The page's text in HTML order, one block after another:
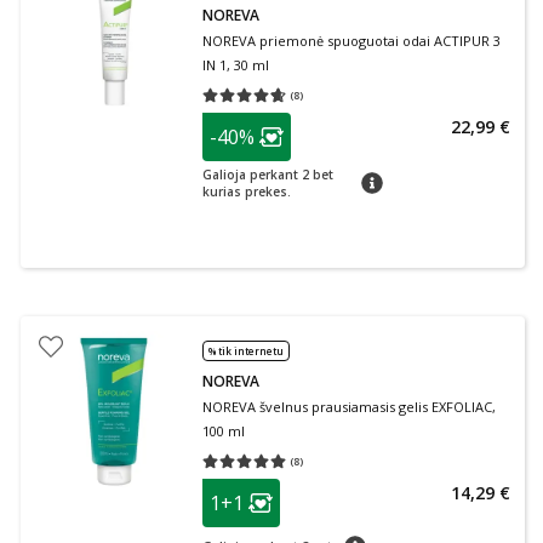
NOREVA
NOREVA priemonė spuoguotai odai ACTIPUR 3
IN 1, 30 ml
(8)
Vidutinis įvertinimas 4.63
patarimas
Lojalumo klubo narių nuolaida
-40%
Galioja perkant 2 bet
kurias prekes.
patarimas
22,99 €
% tik internetu
NOREVA
NOREVA švelnus prausiamasis gelis EXFOLIAC,
100 ml
(8)
Vidutinis įvertinimas 5.00
patarimas
Lojalumo klubo narių nuolaida
1+1
patarimas
14,29 €